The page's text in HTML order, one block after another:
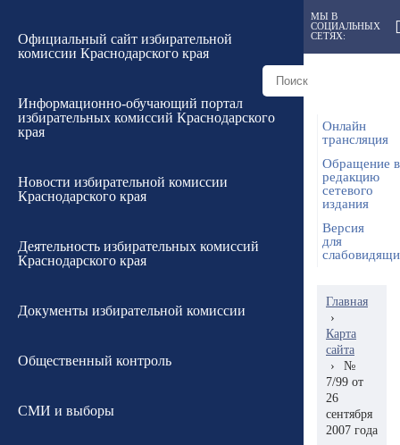
Официальный сайт избирательной
комиссии Краснодарского края
Информационно-обучающий портал
избирательных комиссий Краснодарского
края
Новости избирательной комиссии
Краснодарского края
Деятельность избирательных комиссий
Краснодарского края
Документы избирательной комиссии
Общественный контроль
СМИ и выборы
МЫ В
СОЦИАЛЬНЫХ
СЕТЯХ:
Онлайн
трансляция
Обращение в
редакцию
сетевого
издания
Версия
для
Главная
›
Карта
сайта
›
№
7/99 от
26
сентября
2007 года